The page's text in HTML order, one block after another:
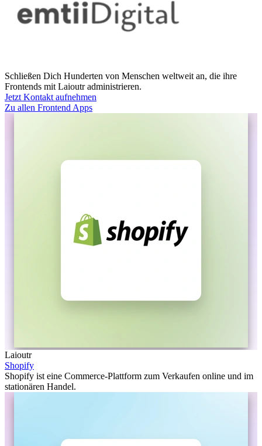
Schließen Dich Hunderten von Menschen weltweit an, die ihre
Frontends mit Laioutr administrieren.
Jetzt Kontakt aufnehmen
Zu allen Frontend Apps
Laioutr
Shopify
Shopify ist eine Commerce-Plattform zum Verkaufen online und im
stationären Handel.